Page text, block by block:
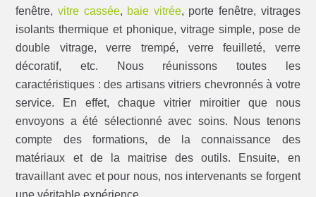
fenêtre,vitre cassée, baie vitrée, porte fenêtre, vitrages
isolants thermique et phonique, vitrage simple, pose de
double vitrage, verre trempé, verre feuilleté, verre
décoratif, etc. Nous réunissons toutes les
caractéristiques : des artisans vitriers chevronnés à votre
service. En effet, chaque vitrier miroitier que nous
envoyons a été sélectionné avec soins. Nous tenons
compte des formations, de la connaissance des
matériaux et de la maitrise des outils. Ensuite, en
travaillant avec et pour nous, nos intervenants se forgent